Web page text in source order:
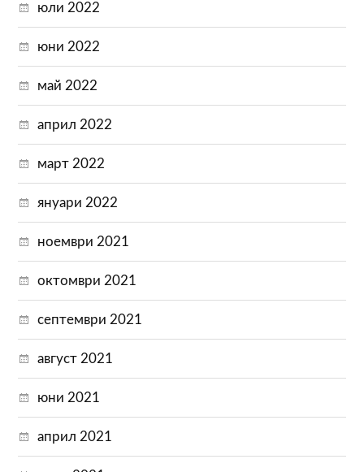
юли 2022
юни 2022
май 2022
април 2022
март 2022
януари 2022
ноември 2021
октомври 2021
септември 2021
август 2021
юни 2021
април 2021